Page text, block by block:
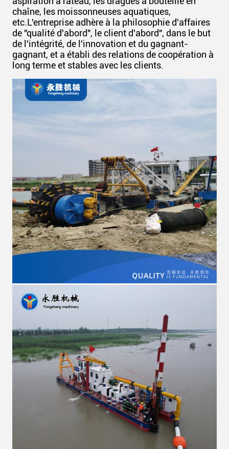
chaîne, les moissonneuses aquatiques,
etc.L'entreprise adhère à la philosophie d'affaires
de "qualité d'abord", le client d'abord", dans le but
de l'intégrité, de l'innovation et du gagnant-
gagnant, et a établi des relations de coopération à
long terme et stables avec les clients.